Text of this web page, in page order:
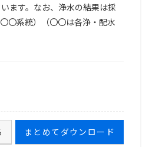
ます。なお、浄水の結果は採
〇系統）（〇〇は各浄・配水
まとめてダウンロード